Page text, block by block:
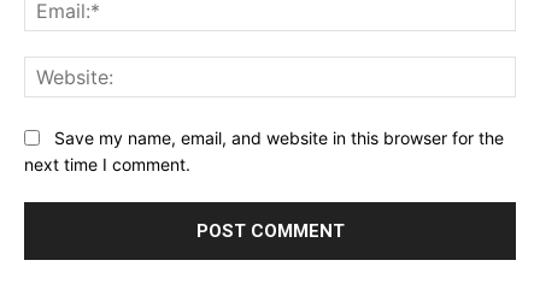
Save my name, email, and website in this browser for the
next time I comment.